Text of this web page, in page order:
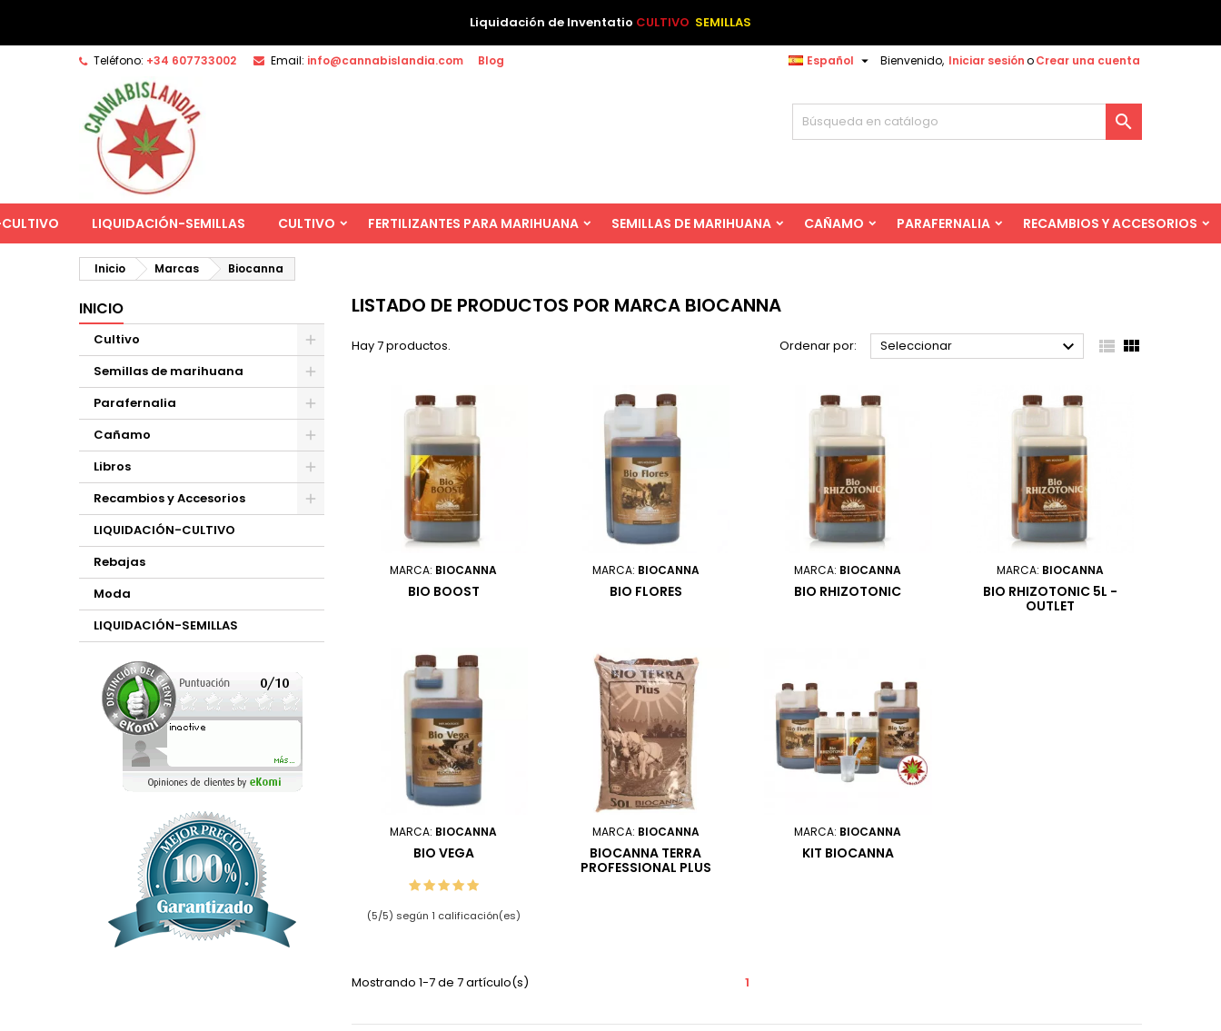
Liquidación de Inventatio CULTIVO SEMILLAS
Blog
Teléfono: +34 607733002 Email: info@cannabislandia.com Bienvenido, Iniciar sesiónoCrear una cuenta
Español 

LIQUIDACIÓN-SEMILLAS CULTIVO FERTILIZANTES PARA MARIHUANA SEMILLAS DE MARIHUANA CAÑAMO PARAFERNALIA RECAMBIOS Y ACCESORIOS
Inicio Marcas Biocanna
INICIO
Cultivo
Semillas de marihuana
Parafernalia
Cañamo
Libros
Recambios y Accesorios
LIQUIDACIÓN-CULTIVO
Rebajas
Moda
LIQUIDACIÓN-SEMILLAS
LISTADO DE PRODUCTOS POR MARCA BIOCANNA
Hay 7 productos. Ordenar por: Seleccionar   
MARCA: BIOCANNA
BIO BOOST
MARCA: BIOCANNA
BIO FLORES
MARCA: BIOCANNA
BIO RHIZOTONIC
MARCA: BIOCANNA
BIO RHIZOTONIC 5L -
OUTLET
MARCA: BIOCANNA
BIO VEGA
(5/5) según 1 calificación(es)
MARCA: BIOCANNA
BIOCANNA TERRA
PROFESSIONAL PLUS
MARCA: BIOCANNA
KIT BIOCANNA
Mostrando 1-7 de 7 artículo(s) 1